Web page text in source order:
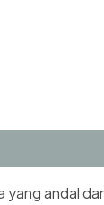
yang andal